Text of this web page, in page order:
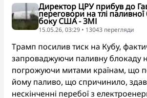
Директор ЦРУ прибув до
переговори на тлі
боку США - ЗМІ
15.05.26, 03:29 • 13043 перегляди
Трамп посилив тиск на Кубу,
запроваджуючи паливну блокаду
погрожуючи митами країнам, що
йому паливо, що спричинило,
нескінченні перебої з